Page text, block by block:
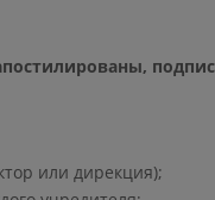
или дирекция);